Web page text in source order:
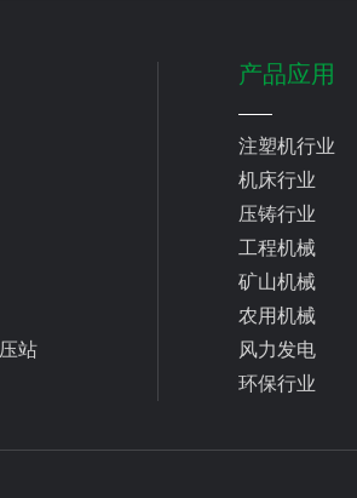
站
产品应用
注塑机行业
机床行业
压铸行业
工程机械
矿山机械
农用机械
风力发电
环保行业